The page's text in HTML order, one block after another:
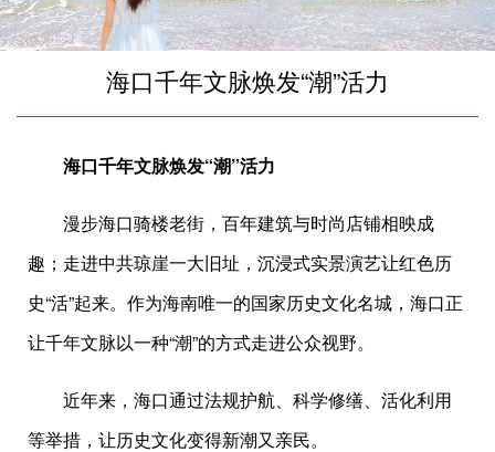
海口千年文脉焕发“潮”活力
海口千年文脉焕发“潮”活力
漫步海口骑楼老街，百年建筑与时尚店铺相映成
趣；走进中共琼崖一大旧址，沉浸式实景演艺让红色历
史“活”起来。作为海南唯一的国家历史文化名城，海口正
让千年文脉以一种“潮”的方式走进公众视野。
近年来，海口通过法规护航、科学修缮、活化利用
等举措，让历史文化变得新潮又亲民。